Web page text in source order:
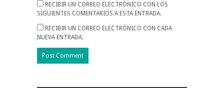
RECIBIR UN CORREO ELECTRÓNICO CON LOS
SIGUIENTES COMENTARIOS A ESTA ENTRADA.
RECIBIR UN CORREO ELECTRÓNICO CON CADA
NUEVA ENTRADA.